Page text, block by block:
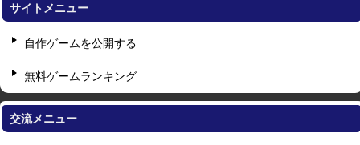
サイトメニュー
自作ゲームを公開する
無料ゲームランキング
交流メニュー